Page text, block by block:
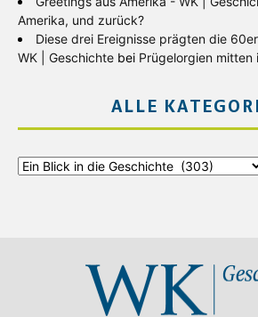
Amerika, und zurück?
Diese drei Ereignisse prägten die
WK | Geschichte bei Prügelorgien mitten
ALLE
Alle